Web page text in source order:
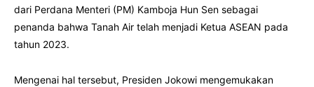
dari Perdana Menteri (PM) Kamboja Hun Sen sebagai
penanda bahwa Tanah Air telah menjadi Ketua ASEAN pada
tahun 2023.
Mengenai hal tersebut, Presiden Jokowi mengemukakan